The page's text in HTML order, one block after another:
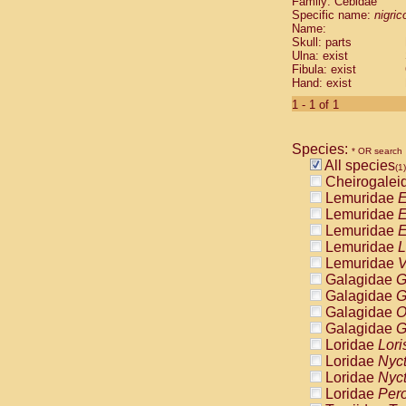
Cebidae
Cebidae
Cebidae
Cebidae
Cebidae
Cebidae
Cebidae
Cebidae
Cebidae
Cebidae
Cebidae
Cebidae
Atelidae
Atelidae
Atelidae
Atelidae
Atelidae
Atelidae
Atelidae
Atelidae
Atelidae
Atelidae
Pitheciidae
Specific name:
Name:
Skull: parts
Ulna: exist
Fibula: exist
Hand: exist
1 - 1 of 1
Species: * OR search
All species(1)
Lemuridae
Lemuridae
Lemuridae
Lemuridae
Lemuridae
Galagidae
Galagidae
Galagidae
Galagidae
Loridae
Loridae
Loridae
Loridae